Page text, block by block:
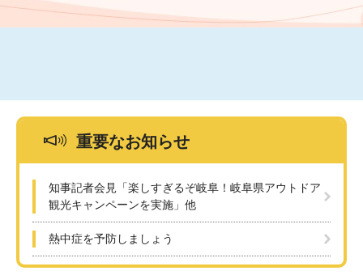
文
重要なお知らせ
知事記者会見「楽しすぎるぞ岐阜！岐阜県アウトドア
観光キャンペーンを実施」他
熱中症を予防しましょう